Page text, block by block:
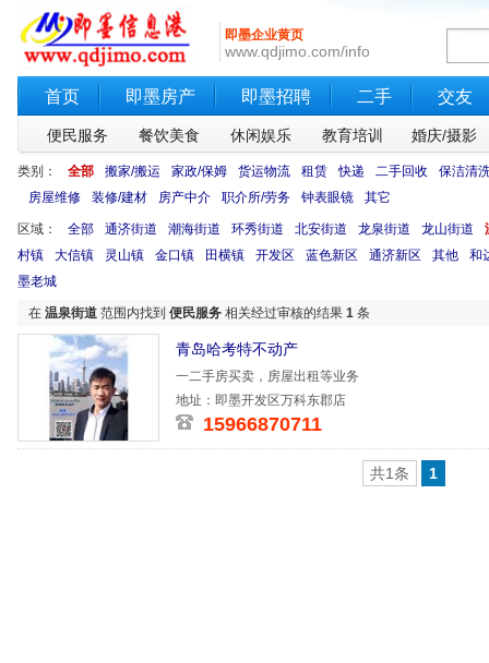
即墨企业黄页
www.qdjimo.com/info
首页 即墨房产 即墨招聘 二手 交友
便民服务 餐饮美食 休闲娱乐 教育培训 婚庆/摄影
类别： 全部 搬家/搬运 家政/保姆 货运物流 租赁 快递 二手回收
保洁清
房屋维修
装修/建材 房产中介 职介所/劳务 钟表眼镜 其它
区域： 全部 通济街道 潮海街道 环秀街道 北安街道 龙泉街道 龙山街道
村镇
大信镇 灵山镇 金口镇 田横镇 开发区 蓝色新区 通济新区 其他
和
墨老城
在 温泉街道 范围内找到 便民服务 相关经过审核的结果 1 条
青岛哈考特不动产
一二手房买卖，房屋出租等业务
地址：即墨开发区万科东郡店
15966870711
共1条 1